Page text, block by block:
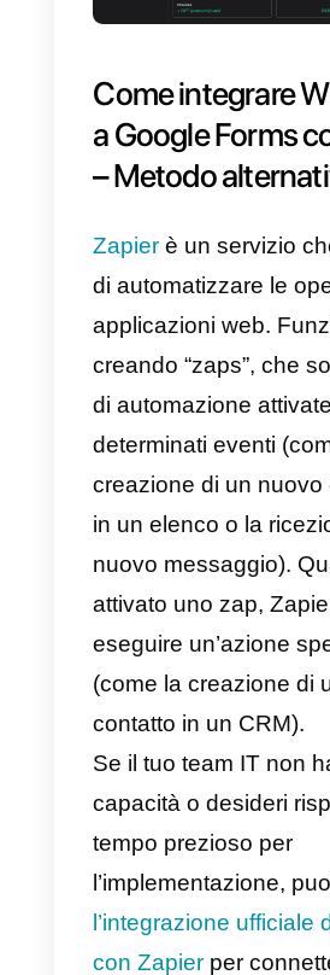
avrai collegato
Callbell.
inserire delle
del messaggio
per un servizio
personalizzato.
Facciamo un
Hai appena
Forms dove
chiedi il nome
domanda 2
telefono.
Supponiamo di
questo modello
WhatsApp.